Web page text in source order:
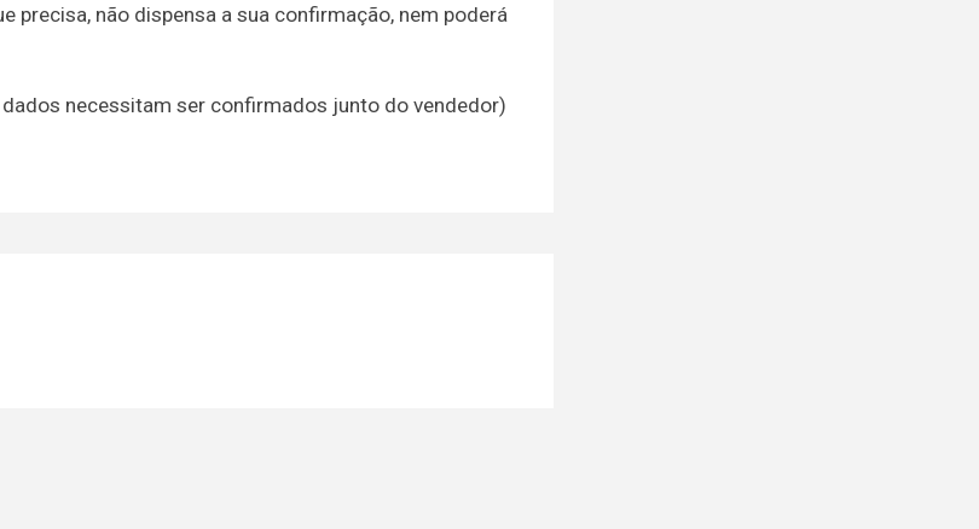
precisa, não dispensa a sua confirmação, nem poderá
necessitam ser confirmados junto do vendedor)